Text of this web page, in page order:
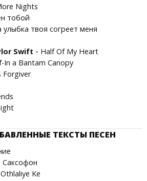
Nights
тобой
улыбка твоя согреет меня
Swift - Half Of My Heart
In a Bantam Canopy
Forgiver
ТЕКСТЫ ПЕСЕН
Саксофон
Ke